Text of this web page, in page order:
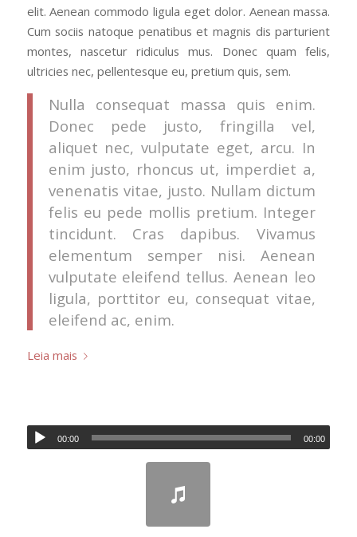
elit. Aenean commodo ligula eget dolor. Aenean massa.
Cum sociis natoque penatibus et magnis dis parturient
montes, nascetur ridiculus mus. Donec quam felis,
ultricies nec, pellentesque eu, pretium quis, sem.
Nulla consequat massa quis enim.
Donec pede justo, fringilla vel,
aliquet nec, vulputate eget, arcu. In
enim justo, rhoncus ut, imperdiet a,
venenatis vitae, justo. Nullam dictum
felis eu pede mollis pretium. Integer
tincidunt. Cras dapibus. Vivamus
elementum semper nisi. Aenean
vulputate eleifend tellus. Aenean leo
ligula, porttitor eu, consequat vitae,
eleifend ac, enim.
Leia mais
00:00 00:00